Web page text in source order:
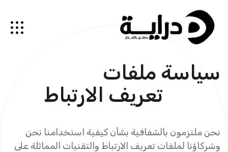
سياسة ملفات
تعريف الارتباط
نحن ملتزمون بالشفافية بشأن كيفية استخدامنا نحن
وشركاؤنا لملفات تعريف الارتباط والتقنيات المماثلة على